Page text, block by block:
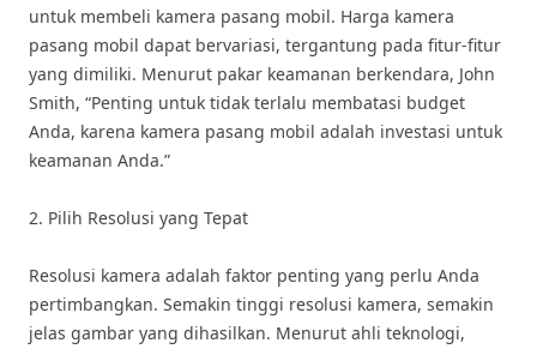
untuk membeli kamera pasang mobil. Harga kamera
pasang mobil dapat bervariasi, tergantung pada fitur-fitur
yang dimiliki. Menurut pakar keamanan berkendara, John
Smith, “Penting untuk tidak terlalu membatasi budget
Anda, karena kamera pasang mobil adalah investasi untuk
keamanan Anda.”
2. Pilih Resolusi yang Tepat
Resolusi kamera adalah faktor penting yang perlu Anda
pertimbangkan. Semakin tinggi resolusi kamera, semakin
jelas gambar yang dihasilkan. Menurut ahli teknologi,